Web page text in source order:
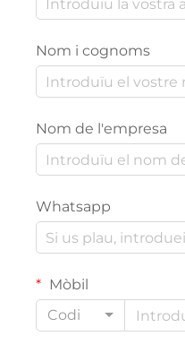
Nom i cognoms
Nom de l'empresa
Whatsapp
Mòbil
Codi